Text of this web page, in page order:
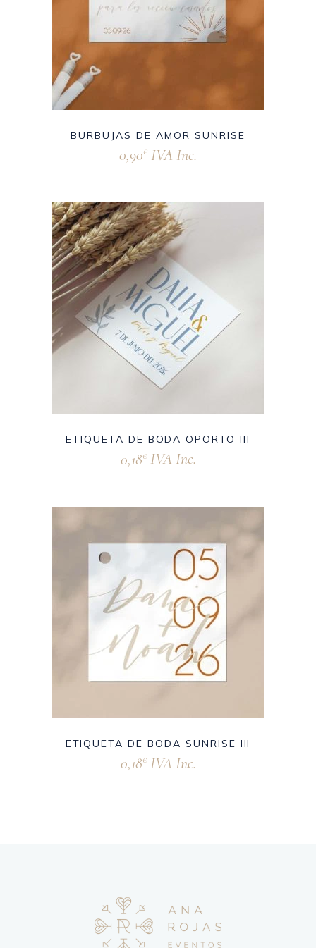
BURBUJAS DE AMOR SUNRISE
0,90€ IVA Inc.
ETIQUETA DE BODA OPORTO III
0,18€ IVA Inc.
ETIQUETA DE BODA SUNRISE III
0,18€ IVA Inc.